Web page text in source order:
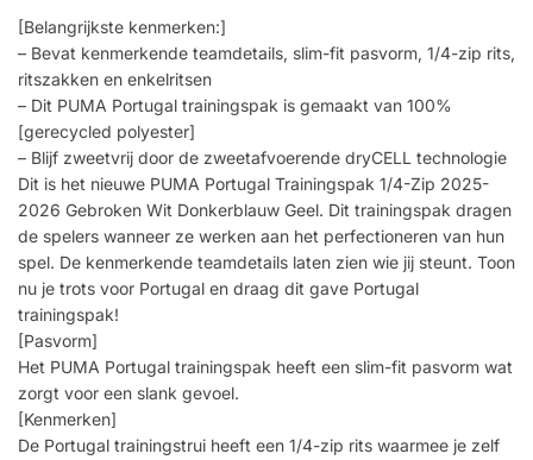
[Belangrijkste kenmerken:]
– Bevat kenmerkende teamdetails, slim-fit pasvorm, 1/4-zip rits,
ritszakken en enkelritsen
– Dit PUMA Portugal trainingspak is gemaakt van 100%
[gerecycled polyester]
– Blijf zweetvrij door de zweetafvoerende dryCELL technologie
Dit is het nieuwe PUMA Portugal Trainingspak 1/4-Zip 2025-
2026 Gebroken Wit Donkerblauw Geel. Dit trainingspak dragen
de spelers wanneer ze werken aan het perfectioneren van hun
spel. De kenmerkende teamdetails laten zien wie jij steunt. Toon
nu je trots voor Portugal en draag dit gave Portugal
trainingspak!
[Pasvorm]
Het PUMA Portugal trainingspak heeft een slim-fit pasvorm wat
zorgt voor een slank gevoel.
[Kenmerken]
De Portugal trainingstrui heeft een 1/4-zip rits waarmee je zelf